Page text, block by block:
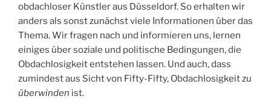
obdachloser Künstler aus Düsseldorf. So erhalten wir
anders als sonst zunächst viele Informationen über das
Thema. Wir fragen nach und informieren uns, lernen
einiges über soziale und politische Bedingungen, die
Obdachlosigkeit entstehen lassen. Und auch, dass
zumindest aus Sicht von Fifty-Fifty, Obdachlosigkeit zu
überwinden ist.